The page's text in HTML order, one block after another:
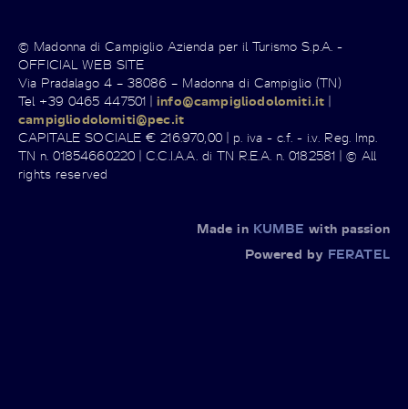
© Madonna di Campiglio Azienda per il Turismo S.p.A. -
OFFICIAL WEB SITE
Via Pradalago 4 – 38086 – Madonna di Campiglio (TN)
Tel +39 0465 447501 |info@campigliodolomiti.it |
campigliodolomiti@pec.it
CAPITALE SOCIALE € 216.970,00 | p. iva - c.f. - i.v. Reg. Imp.
TN n. 01854660220 | C.C.I.A.A. di TN R.E.A. n. 0182581 | © All
rights reserved
Made in KUMBE with passion
Powered by FERATEL